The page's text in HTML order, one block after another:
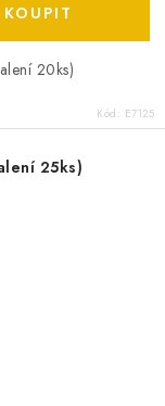
20ks)
Kód: E7125
25ks)